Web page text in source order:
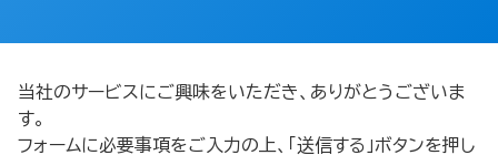
当社のサービスにご興味をいただき、ありがとうございま
す。
フォームに必要事項をご入力の上、「送信する」ボタンを押し